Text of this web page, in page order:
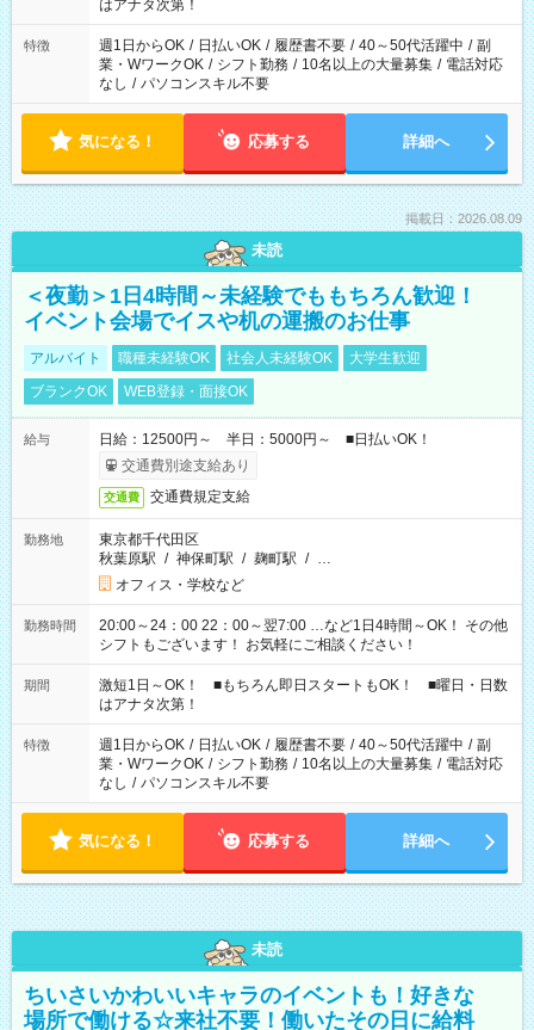
はアナタ次第！
特徴 週1日からOK / 日払いOK / 履歴書不要 / 40～50代活躍中 / 副
業・WワークOK / シフト勤務 / 10名以上の大量募集 / 電話対応
なし / パソコンスキル不要
気になる！ 応募する 詳細へ
掲載日：2026.08.09
未読
＜夜勤＞1日4時間～未経験でももちろん歓迎！
イベント会場でイスや机の運搬のお仕事
アルバイト 職種未経験OK 社会人未経験OK
大学生歓迎
ブランクOK
WEB登録・面接OK
給与
日給：12500円～ 半日：5000円～ ■日払いOK！
交通費別途支給あり
交通費 交通費規定支給
勤務地
東京都千代田区
秋葉原駅 / 神保町駅 / 麹町駅 / …
オフィス・学校など
勤務時間
20:00～24：00 22：00～翌7:00 …など1日4時間～OK！ その他
シフトもございます！ お気軽にご相談ください！
期間
激短1日～OK！ ■もちろん即日スタートもOK！ ■曜日・日数
はアナタ次第！
特徴 週1日からOK / 日払いOK / 履歴書不要 / 40～50代活躍中 / 副
業・WワークOK / シフト勤務 / 10名以上の大量募集 / 電話対応
なし / パソコンスキル不要
気になる！ 応募する 詳細へ
未読
ちいさいかわいいキャラのイベントも！好きな
場所で働ける☆来社不要！働いたその日に給料